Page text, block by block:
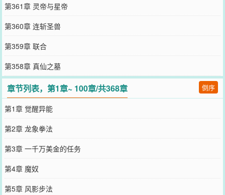
第361章 灵帝与星帝
第360章 连斩圣兽
第359章 联合
第358章 真仙之墓
章节列表，第1章~ 100章/共368章 倒序
第1章 觉醒异能
第2章 龙象拳法
第3章 一千万美金的任务
第4章 魔奴
第5章 风影步法